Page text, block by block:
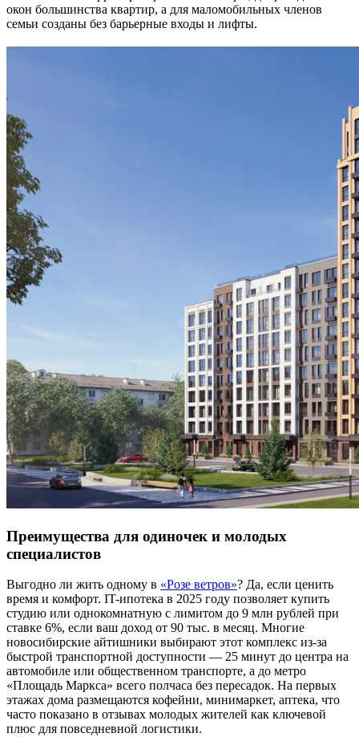
окон большинства квартир, а для маломобильных членов
семьи созданы без барьерные входы и лифты.
Преимущества для одиночек и молодых
специалистов
Выгодно ли жить одному в «Розе ветров»? Да, если ценить
время и комфорт. IT-ипотека в 2025 году позволяет купить
студию или однокомнатную с лимитом до 9 млн рублей при
ставке 6%, если ваш доход от 90 тыс. в месяц. Многие
новосибирские айтишники выбирают этот комплекс из-за
быстрой транспортной доступности — 25 минут до центра на
автомобиле или общественном транспорте, а до метро
«Площадь Маркса» всего полчаса без пересадок. На первых
этажах дома размещаются кофейни, минимаркет, аптека, что
часто показано в отзывах молодых жителей как ключевой
плюс для повседневной логистики.